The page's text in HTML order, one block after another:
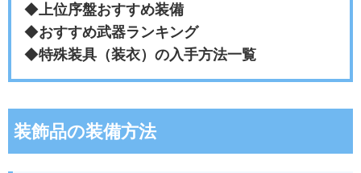
◆ 上位序盤おすすめ装備
◆おすすめ武器ランキング
◆特殊装具（装衣）の入手方法一覧
装飾品の装備方法